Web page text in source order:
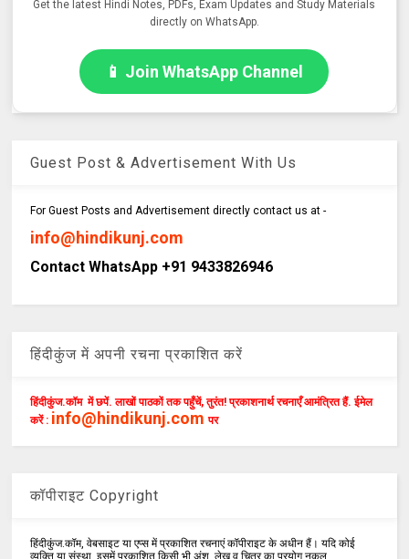
Get the latest Hindi Notes, PDFs, Exam Updates and Study Materials
directly on WhatsApp.
📱 Join WhatsApp Channel
Guest Post & Advertisement With Us
For Guest Posts and Advertisement directly contact us at -
info@hindikunj.com
Contact WhatsApp +91 9433826946
हिंदीकुंज में अपनी रचना प्रकाशित करें
हिंदीकुंज.कॉम में छपें. लाखों पाठकों तक पहुँचें, तुरंत! प्रकाशनार्थ रचनाएँ आमंत्रित हैं. ईमेल
करें : info@hindikunj.com पर
कॉपीराइट Copyright
हिंदीकुंज.कॉम, वेबसाइट या एप्स में प्रकाशित रचनाएं कॉपीराइट के अधीन हैं। यदि कोई
व्यक्ति या संस्था ,इसमें प्रकाशित किसी भी अंश ,लेख व चित्र का प्रयोग,नकल,